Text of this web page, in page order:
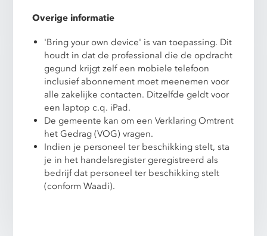
Overige informatie
'Bring your own device' is van toepassing. Dit
houdt in dat de professional die de opdracht
gegund krijgt zelf een mobiele telefoon
inclusief abonnement moet meenemen voor
alle zakelijke contacten. Ditzelfde geldt voor
een laptop c.q. iPad.
De gemeente kan om een Verklaring Omtrent
het Gedrag (VOG) vragen.
Indien je personeel ter beschikking stelt, sta
je in het handelsregister geregistreerd als
bedrijf dat personeel ter beschikking stelt
(conform Waadi).